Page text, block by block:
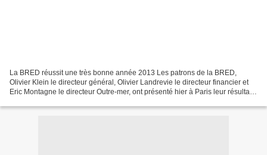
La BRED réussit une très bonne année 2013 Les patrons de la BRED,
Olivier Klein le directeur général, Olivier Landrevie le directeur financier et
Eric Montagne le directeur Outre-mer, ont présenté hier à Paris leur résultat